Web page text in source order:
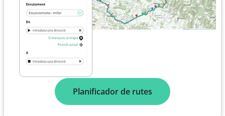
Planificador de rutes